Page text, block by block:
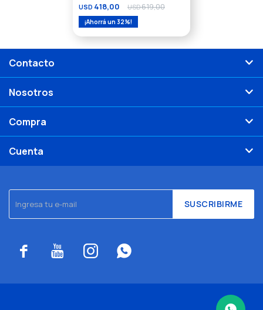
USD 418,00 USD619,00
32
SUSCRIBIRME
   
Contacto
Nosotros
Compra
Cuenta